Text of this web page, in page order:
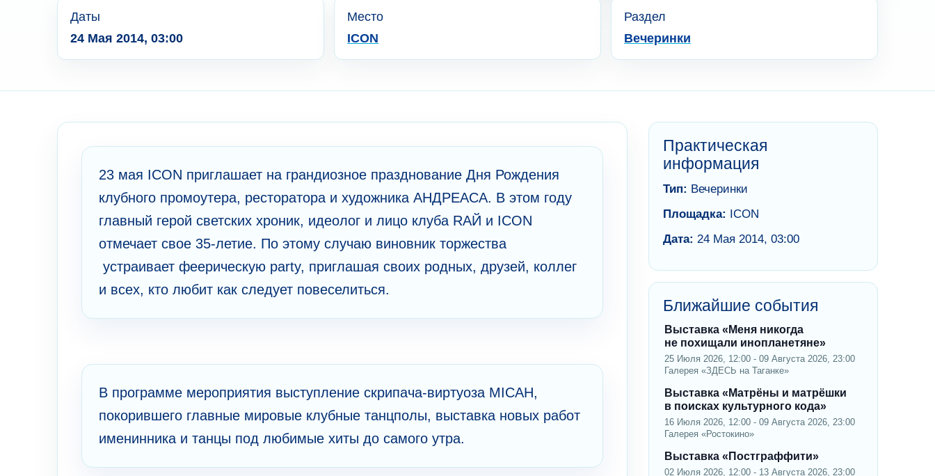
Даты
24 Мая 2014, 03:00
Место
ICON
Раздел
Вечеринки
23 мая ICON приглашает на грандиозное празднование Дня Рождения
клубного промоутера, ресторатора и художника АНДРЕАСА. В этом году
главный герой светских хроник, идеолог и лицо клуба RАЙ и ICON
отмечает свое 35-летие. По этому случаю виновник торжества
устраивает феерическую party, приглашая своих родных, друзей, коллег
и всех, кто любит как следует повеселиться.
В программе мероприятия выступление скрипача-виртуоза MICAH,
покорившего главные мировые клубные танцполы, выставка новых работ
именинника и танцы под любимые хиты до самого утра.
Практическая
информация
Тип: Вечеринки
Площадка: ICON
Дата: 24 Мая 2014, 03:00
Ближайшие события
Выставка «Меня никогда
не похищали инопланетяне»
25 Июля 2026, 12:00 - 09 Августа 2026, 23:00
Галерея «ЗДЕСЬ на Таганке»
Выставка «Матрёны и матрёшки
в поисках культурного кода»
16 Июля 2026, 12:00 - 09 Августа 2026, 23:00
Галерея «Ростокино»
Выставка «Постграффити»
02 Июля 2026, 12:00 - 13 Августа 2026, 23:00